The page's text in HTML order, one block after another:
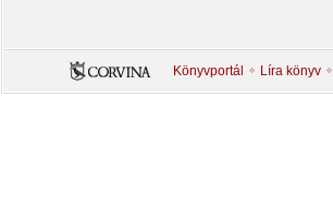
Könyvportál Líra könyv